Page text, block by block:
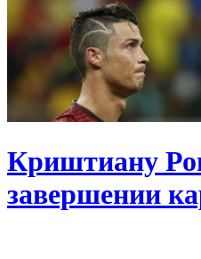
Криштиану
завершении